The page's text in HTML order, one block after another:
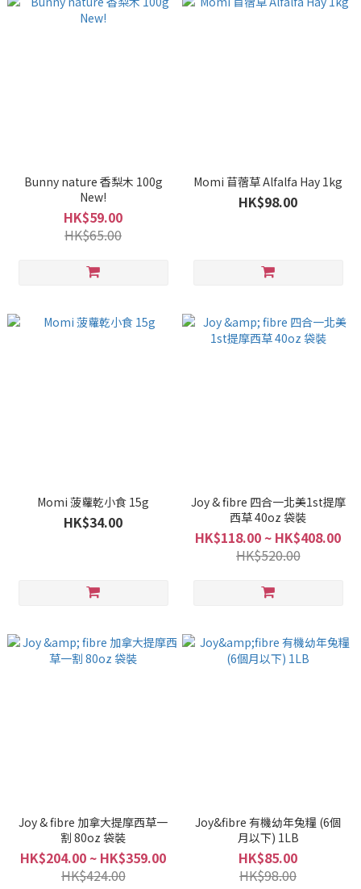
Bunny nature 香梨木 100g
New!
HK$59.00
HK$65.00
Momi 苜蓿草 Alfalfa Hay 1kg
HK$98.00
Momi 菠蘿乾小食 15g
HK$34.00
Joy & fibre 四合一北美1st提摩
西草 40oz 袋裝
HK$118.00 ~ HK$408.00
HK$520.00
Joy & fibre 加拿大提摩西草一
割 80oz 袋裝
HK$204.00 ~ HK$359.00
HK$424.00
Joy&fibre 有機幼年兔糧 (6個
月以下) 1LB
HK$85.00
HK$98.00